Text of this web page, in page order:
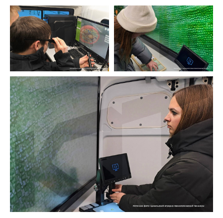
ПОЛУЧИТЬ КОНСУЛЬТАЦИЮ
КВАЛИФИЦИРОВАННУЮ
КОНСУЛЬТАЦИЮ ПО
ИНТЕРЕСУЮЩЕМУ ВАС ПРОЕКТУ